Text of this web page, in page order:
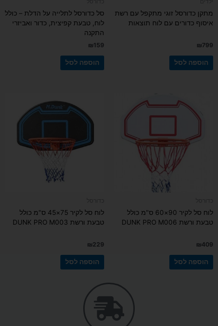
מתקן כדורסל זוגי מתקפל עם רשת
איסוף כדורים עם לוח תוצאות
₪799
הוספה לסל
סל כדורסל לתלייה על הדלת – כולל
לוח, טבעת קפיצית, כדור ואביזרי
התקנה
₪159
הוספה לסל
לוח סל לקיר 90×60 ס"מ כולל
טבעת ורשת DUNK PRO M006
₪409
הוספה לסל
לוח סל לקיר 75×45 ס"מ כולל
טבעת ורשת DUNK PRO M003
₪229
הוספה לסל